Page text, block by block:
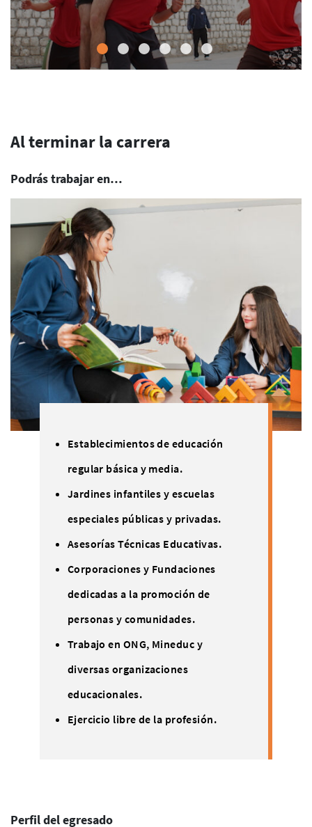
Al terminar la carrera
Podrás trabajar en…
Establecimientos de educación
regular básica y media.
Jardines infantiles y escuelas
especiales públicas y privadas.
Asesorías Técnicas Educativas.
Corporaciones y Fundaciones
dedicadas a la promoción de
personas y comunidades.
Trabajo en ONG, Mineduc y
diversas organizaciones
educacionales.
Ejercicio libre de la profesión.
Perfil del egresado